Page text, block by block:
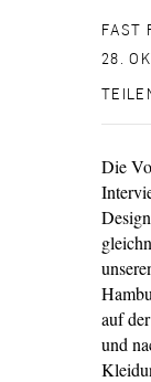
FAST
28.
Die
auf
und